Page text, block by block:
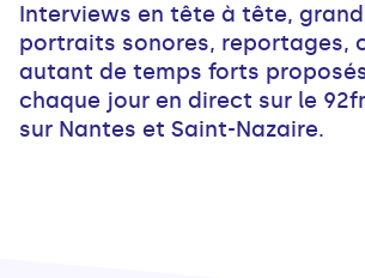
Interviews en tête à tête,
portraits sonores, reportages,
autant de temps forts
chaque jour en direct sur le
sur Nantes et Saint-Nazaire.